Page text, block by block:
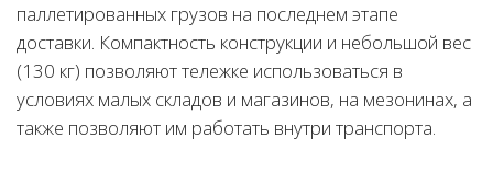
паллетированных грузов на последнем этапе
доставки. Компактность конструкции и небольшой вес
(130 кг) позволяют тележке использоваться в
условиях малых складов и магазинов, на мезонинах, а
также позволяют им работать внутри транспорта.